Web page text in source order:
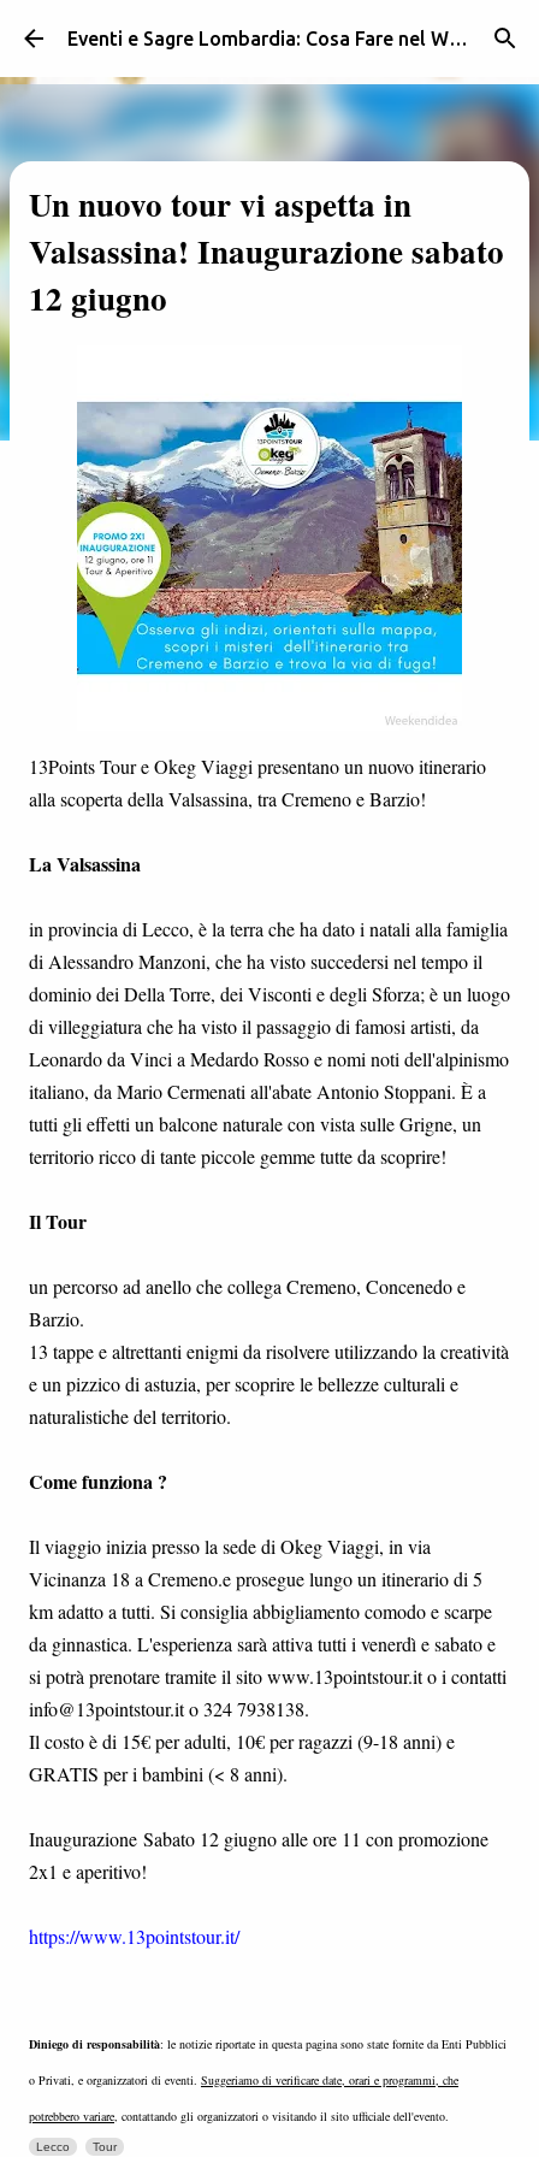
Passa ai contenuti principali Eventi e Sagre Lombardia: Cosa Fare nel Weekend | Weekendidea
Un nuovo tour vi aspetta in
Valsassina! Inaugurazione sabato
12 giugno
13Points Tour e Okeg Viaggi presentano un nuovo itinerario
alla scoperta della Valsassina, tra Cremeno e Barzio!
La Valsassina
in provincia di Lecco, è la terra che ha dato i natali alla famiglia
di Alessandro Manzoni, che ha visto succedersi nel tempo il
dominio dei Della Torre, dei Visconti e degli Sforza; è un luogo
di villeggiatura che ha visto il passaggio di famosi artisti, da
Leonardo da Vinci a Medardo Rosso e nomi noti dell'alpinismo
italiano, da Mario Cermenati all'abate Antonio Stoppani. È a
tutti gli effetti un balcone naturale con vista sulle Grigne, un
territorio ricco di tante piccole gemme tutte da scoprire!
Il Tour
un percorso ad anello che collega Cremeno, Concenedo e
Barzio.
13 tappe e altrettanti enigmi da risolvere utilizzando la creatività
e un pizzico di astuzia, per scoprire le bellezze culturali e
naturalistiche del territorio.
Come funziona ?
Il viaggio inizia presso la sede di Okeg Viaggi, in via
Vicinanza 18 a Cremeno.e prosegue lungo un itinerario di 5
km adatto a tutti. Si consiglia abbigliamento comodo e scarpe
da ginnastica. L'esperienza sarà attiva tutti i venerdì e sabato e
si potrà prenotare tramite il sito www.13pointstour.it o i contatti
info@13pointstour.it o 324 7938138.
Il costo è di 15€ per adulti, 10€ per ragazzi (9-18 anni) e
GRATIS per i bambini (< 8 anni).
Inaugurazione Sabato 12 giugno alle ore 11 con promozione
2x1 e aperitivo!
https://www.13pointstour.it/
Diniego di responsabilità: le notizie riportate in questa pagina sono state fornite da Enti Pubblici
o Privati, e organizzatori di eventi. Suggeriamo di verificare date, orari e programmi, che
potrebbero variare, contattando gli organizzatori o visitando il sito ufficiale dell'evento.
Lecco Tour